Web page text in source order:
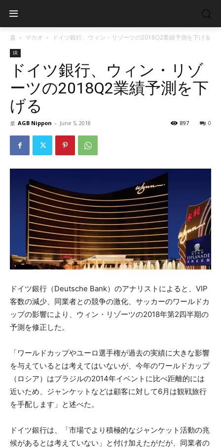
홈 マカオ ドイツ銀行、ウィン・リゾーツの2018Q2業績予測を下げる
IR
ドイツ銀行、ウィン・リゾ
ーツの2018Q2業績予測を下
げる
로 AGB Nippon - June 5, 2018 0
897
ドイツ銀行（Deutsche Bank）のアナリストによると、VIP
客数の減少、同業者との競争の激化、サッカーのワールドカ
ップの影響により、ウィン・リゾーツの2018年第2四半期の
予測を修正した。
「ワールドカップやユーロ選手権が過去の実績に大きな影響
を与えているとは考えてはいないが、今年のワールドカップ
（ロシア）はブラジルの2014年イベントに比べ距離的には
近いため、ジャンケットなどは顧客に対して6月は観戦旅行
を手配します」と述べた。
ドイツ銀行は、「市場でより積極的なジャンケット活動の兆
候があるとは考えていない」と付け加えたがだが、同業者の